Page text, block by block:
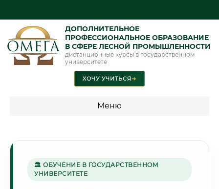
ДОПОЛНИТЕЛЬНОЕ
ПРОФЕССИОНАЛЬНОЕ ОБРАЗОВАНИЕ
В СФЕРЕ ЛЕСНОЙ ПРОМЫШЛЕННОСТИ
дистанционные курсы в государственном
университете
ХОЧУ УЧИТЬСЯ➜
Меню
промышленность"
🏛 ОБУЧЕНИЕ В ГОСУДАРСТВЕННОМ
УНИВЕРСИТЕТЕ